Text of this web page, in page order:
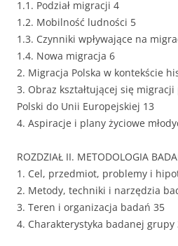
1.1. Podział migracji 4
1.2. Mobilność ludności 5
1.3. Czynniki wpływające na
1.4. Nowa migracja 6
2. Migracja Polska w kontekście
3. Obraz kształtującej się
Polski do Unii Europejskiej 13
4. Aspiracje i plany życiowe
ROZDZIAŁ II. METODOLOGIA
1. Cel, przedmiot, problemy i
2. Metody, techniki i narzędzia
3. Teren i organizacja badań 35
4. Charakterystyka badanej grupy